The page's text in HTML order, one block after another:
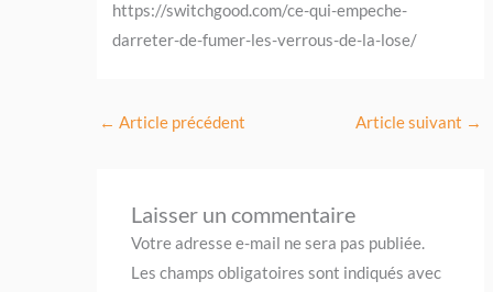
https://switchgood.com/ce-qui-empeche-
darreter-de-fumer-les-verrous-de-la-lose/
← Article précédent Article suivant →
Laisser un commentaire
Votre adresse e-mail ne sera pas publiée.
Les champs obligatoires sont indiqués avec